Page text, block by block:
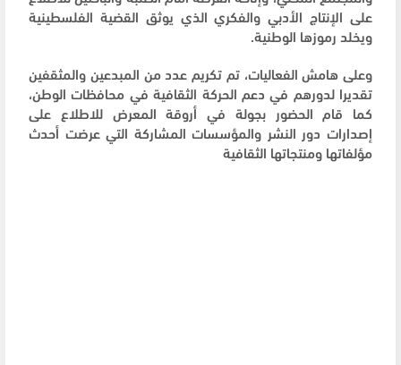
على الإنتاج الأدبي والفكري الذي يوثق القضية الفلسطينية
ويخلد رموزها الوطنية.
وعلى هامش الفعاليات، تم تكريم عدد من المبدعين والمثقفين
تقديرا لدورهم في دعم الحركة الثقافية في محافظات الوطن،
كما قام الحضور بجولة في أروقة المعرض للاطلاع على
إصدارات دور النشر والمؤسسات المشاركة التي عرضت أحدث
مؤلفاتها ومنتجاتها الثقافية